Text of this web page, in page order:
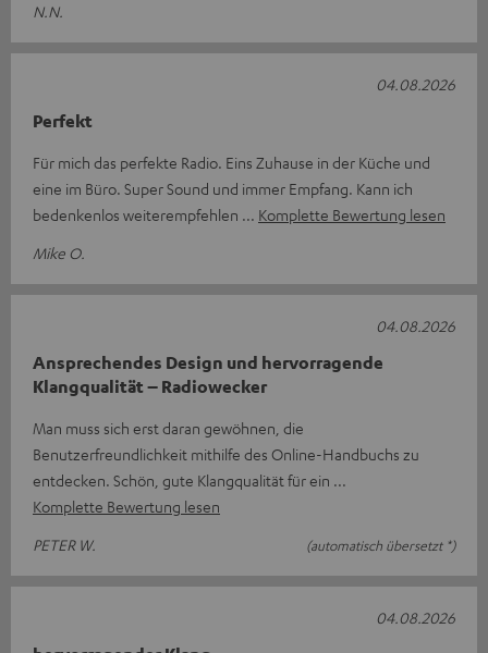
N.N.
Perfekt
Für mich das perfekte Radio. Eins Zuhause in der Küche und
eine im Büro. Super Sound und immer Empfang. Kann ich
bedenkenlos weiterempfehlen
Komplette Bewertung lesen
Mike O.
04.08.2026
Ansprechendes Design und hervorragende
Klangqualität – Radiowecker
Man muss sich erst daran gewöhnen, die
Benutzerfreundlichkeit mithilfe des Online-Handbuchs zu
entdecken. Schön, gute Klangqualität für ein
Komplette Bewertung lesen
PETER W.
(automatisch übersetzt *)
04.08.2026
04.08.2026